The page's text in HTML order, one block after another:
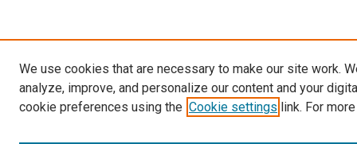
We use cookies that are necessary to make our site work.
analyze, improve, and personalize our content and your
cookie preferences using the Cookie settings link. For